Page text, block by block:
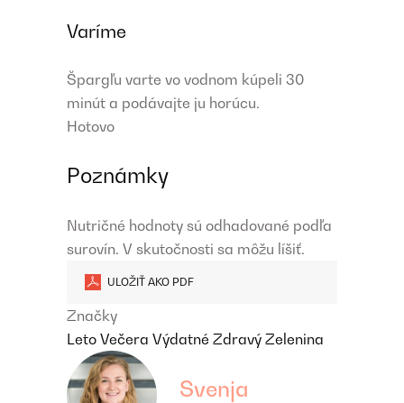
Varíme
Špargľu varte vo vodnom kúpeli 30
minút a podávajte ju horúcu.
Hotovo
Poznámky
Nutričné ​​hodnoty sú odhadované podľa
surovín. V skutočnosti sa môžu líšiť.
ULOŽIŤ AKO PDF
Značky
Leto Večera Výdatné Zdravý Zelenina
Svenja